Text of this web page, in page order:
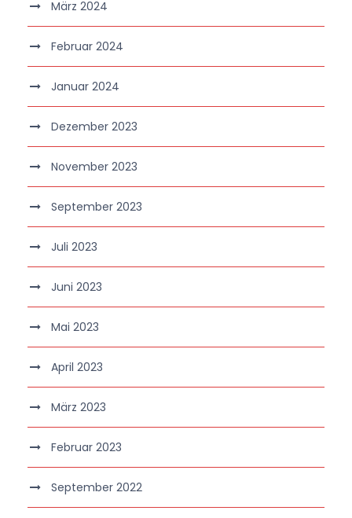
März 2024
Februar 2024
Januar 2024
Dezember 2023
November 2023
September 2023
Juli 2023
Juni 2023
Mai 2023
April 2023
März 2023
Februar 2023
September 2022